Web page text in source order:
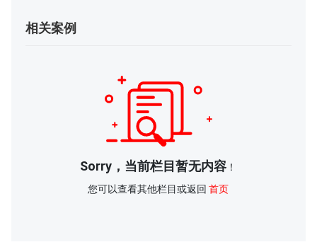
相关案例
Sorry，当前栏目暂无内容 ！
您可以查看其他栏目或返回首页